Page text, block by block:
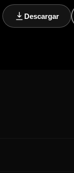
se revelan las
por lo que más
Descargar